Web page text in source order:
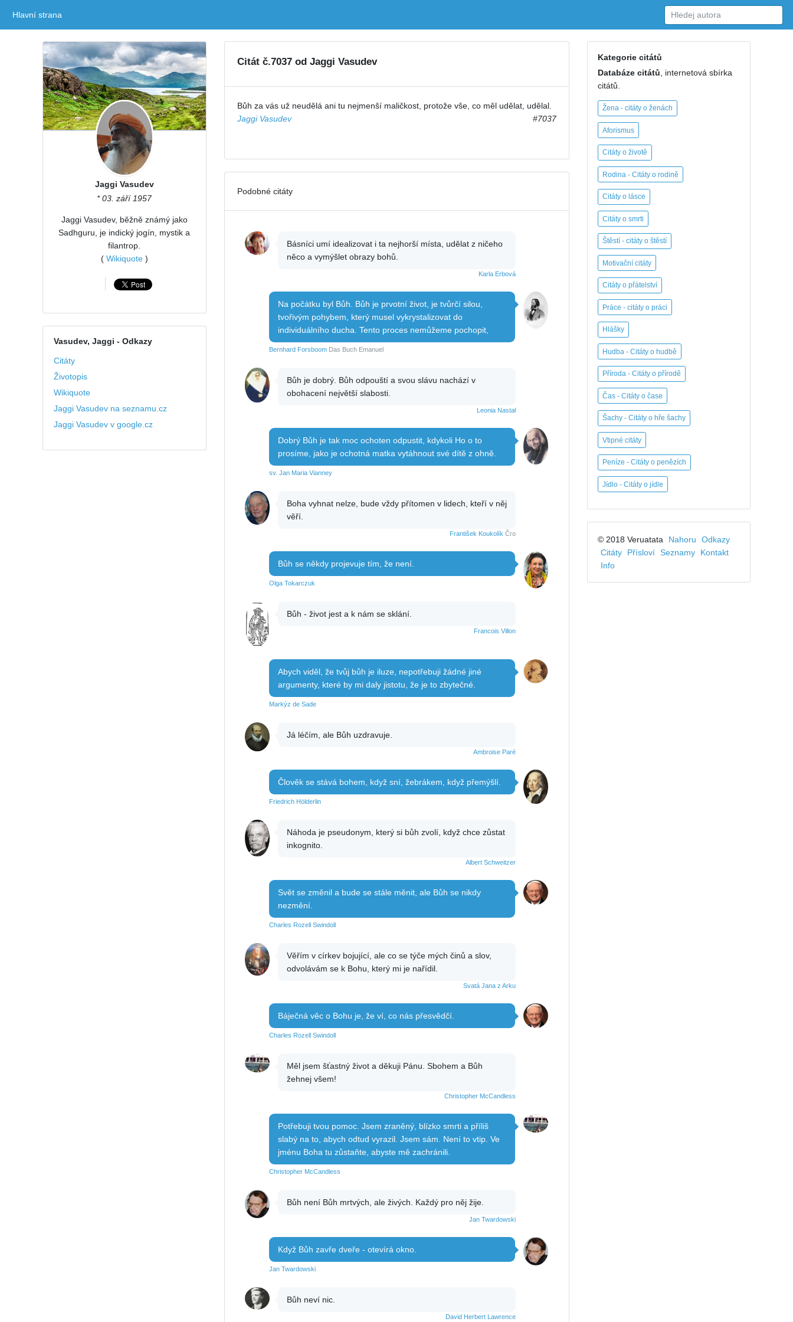
Hlavní strana
Jaggi Vasudev
* 03. září 1957
Jaggi Vasudev, běžně známý jako
Sadhguru, je indický jogín, mystik a
filantrop.
( Wikiquote)
Vasudev, Jaggi - Odkazy
Citáty
Životopis
Wikiquote
Jaggi Vasudev na seznamu.cz
Jaggi Vasudev v google.cz
Citát č.7037 od Jaggi Vasudev
Bůh za vás už neudělá ani tu nejmenší maličkost, protože vše, co měl udělat, udělal.
Jaggi Vasudev
#7037
Podobné citáty
Básníci umí idealizovat i ta nejhorší místa, udělat z ničeho
něco a vymýšlet obrazy bohů.
Karla Erbová
Na počátku byl Bůh. Bůh je prvotní život, je tvůrčí silou,
tvořivým pohybem, který musel vykrystalizovat do
individuálního ducha. Tento proces nemůžeme pochopit,
Bernhard ForsboomDas Buch Emanuel
Bůh je dobrý. Bůh odpouští a svou slávu nachází v
obohacení největší slabosti.
Leonia Nastał
Dobrý Bůh je tak moc ochoten odpustit, kdykoli Ho o to
prosíme, jako je ochotná matka vytáhnout své dítě z ohně.
sv. Jan Maria Vianney
Boha vyhnat nelze, bude vždy přítomen v lidech, kteří v něj
věří.
František Koukolík Čro
Bůh se někdy projevuje tím, že není.
Olga Tokarczuk
Bůh - život jest a k nám se sklání.
Francois Villon
Abych viděl, že tvůj bůh je iluze, nepotřebuji žádné jiné
argumenty, které by mi daly jistotu, že je to zbytečné.
Markýz de Sade
Já léčím, ale Bůh uzdravuje.
Ambroise Paré
Člověk se stává bohem, když sní, žebrákem, když přemýšlí.
Friedrich Hölderlin
Náhoda je pseudonym, který si bůh zvolí, když chce zůstat
inkognito.
Albert Schweitzer
Svět se změnil a bude se stále měnit, ale Bůh se nikdy
nezmění.
Charles Rozell Swindoll
Věřím v církev bojující, ale co se týče mých činů a slov,
odvolávám se k Bohu, který mi je nařídil.
Svatá Jana z Arku
Báječná věc o Bohu je, že ví, co nás přesvědčí.
Charles Rozell Swindoll
Měl jsem šťastný život a děkuji Pánu. Sbohem a Bůh
žehnej všem!
Christopher McCandless
Potřebuji tvou pomoc. Jsem zraněný, blízko smrti a příliš
slabý na to, abych odtud vyrazil. Jsem sám. Není to vtip. Ve
jménu Boha tu zůstaňte, abyste mě zachránili.
Christopher McCandless
Bůh není Bůh mrtvých, ale živých. Každý pro něj žije.
Jan Twardowski
Když Bůh zavře dveře - otevírá okno.
Jan Twardowski
Bůh neví nic.
David Herbert Lawrence
Kategorie citátů
Databáze citátů , internetová sbírka
citátů.
Žena - citáty o ženách
Aforismus
Citáty o životě
Rodina - Citáty o rodině
Citáty o lásce
Citáty o smrti
Štěstí - citáty o štěstí
Motivační citáty
Citáty o přátelství
Práce - citáty o práci
Hlášky
Hudba - Citáty o hudbě
Příroda - Citáty o přírodě
Čas - Citáty o čase
Šachy - Citáty o hře šachy
Vtipné citáty
Peníze - Citáty o penězích
Jídlo - Citáty o jídle
© 2018 Veruatata Nahoru
Odkazy
Citáty
Přísloví Seznamy
Kontakt
Info